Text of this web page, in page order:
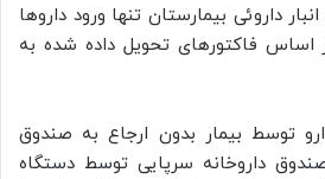
داروئی بیمارستان تنها ورود داروها
اساس فاکتورهای تحویل داده شده به
توسط بیمار بدون ارجاع به صندوق
داروخانه سرپایی توسط دستگاه